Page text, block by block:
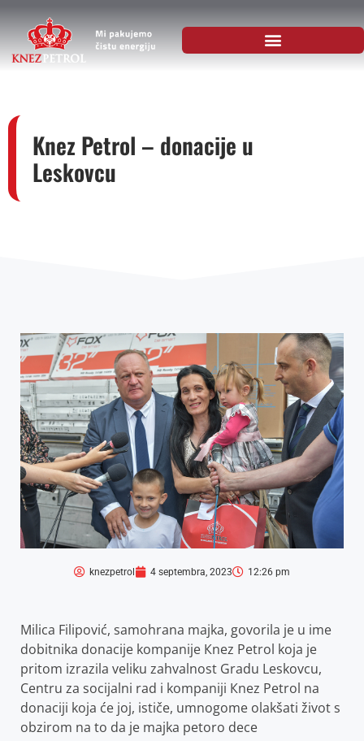
Knez Petrol – donacije u
Leskovcu
knezpetrol 4 septembra, 2023 12:26 pm
Milica Filipović, samohrana majka, govorila je u ime
dobitnika donacije kompanije Кnez Petrol koja je
pritom izrazila veliku zahvalnost Gradu Leskovcu,
Centru za socijalni rad i kompaniji Кnez Petrol na
donaciji koja će joj, ističe, umnogome olakšati život s
obzirom na to da je majka petoro dece